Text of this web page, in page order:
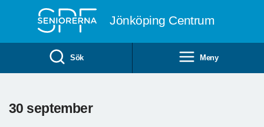
Jönköping Centrum
Sök Meny
30 september